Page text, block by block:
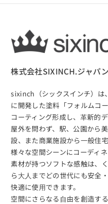
株式会社SIXINCH.ジャパン
sixinch（シックスインチ）は、
に開発した塗料「フォルムコ
コーティング形成し、⾰新的
屋外を問わず、駅、公園から
設、また商業施設から⼀般住
様々な空間シーンにコーディネ
素材が持つソフトな感触は、
ら⼤⼈までどの世代にも安全
快適に使⽤できます。
空間にさらなる⾃由を創造す